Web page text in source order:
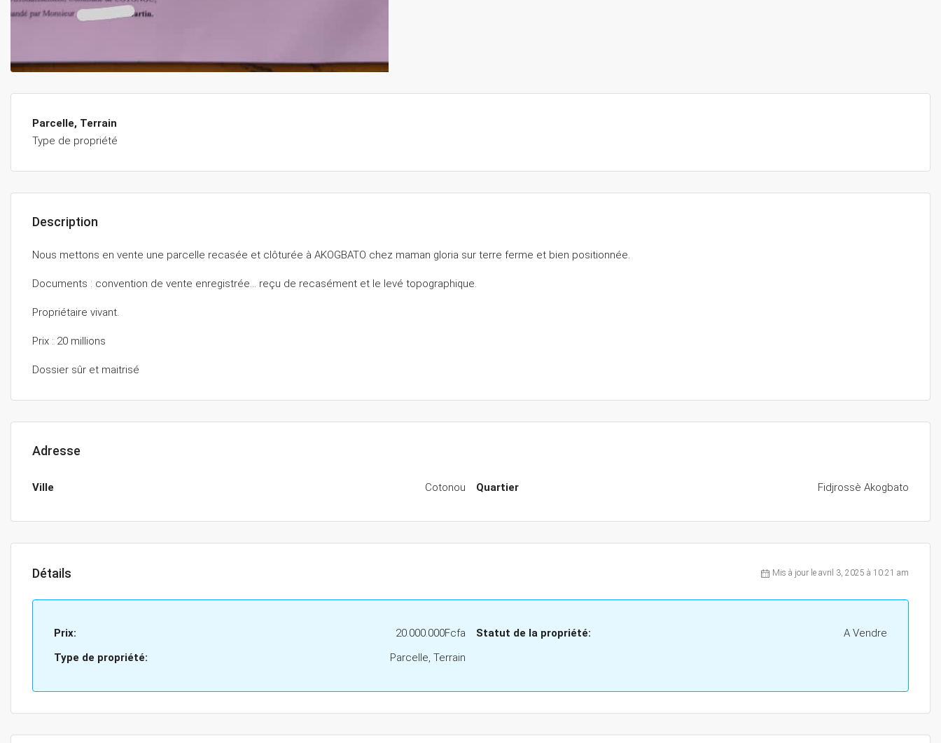
Parcelle, Terrain
Type de propriété
Description
Nous mettons en vente une parcelle recasée et clôturée à AKOGBATO chez maman gloria sur terre ferme et bien positionnée.
Documents : convention de vente enregistrée… reçu de recasément et le levé topographique.
Propriétaire vivant.
Prix : 20 millions
Dossier sûr et maitrisé
Adresse
Ville Cotonou Quartier Fidjrossè Akogbato
Détails Mis à jour le avril 3, 2025 à 10:21 am
Prix:
20.000.000Fcfa
Type de propriété:
Parcelle, Terrain
Statut de la propriété: A Vendre